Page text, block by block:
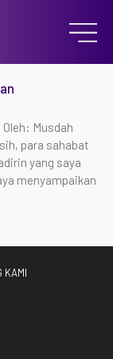
Musdah
para sahabat
yang saya
menyampaikan
KAMI